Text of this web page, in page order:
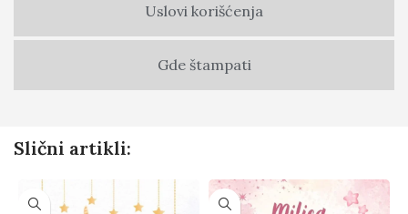
Uslovi korišćenja
Gde štampati
Slični artikli: